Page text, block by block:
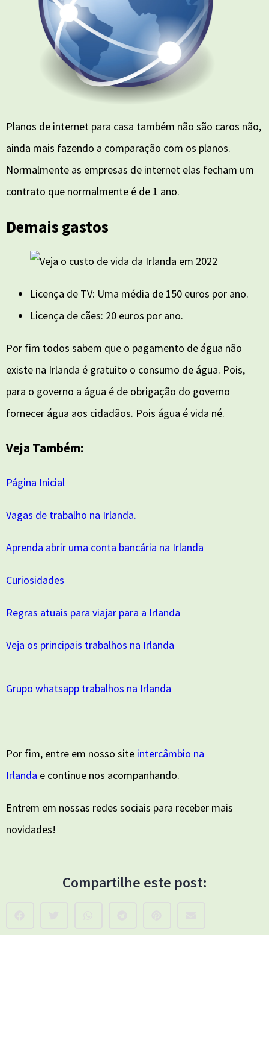
Planos de internet para casa também não são caros não,
ainda mais fazendo a comparação com os planos.
Normalmente as empresas de internet elas fecham um
contrato que normalmente é de 1 ano.
Demais gastos
Licença de TV: Uma média de 150 euros por ano.
Licença de cães: 20 euros por ano.
Por fim todos sabem que o pagamento de água não
existe na Irlanda é gratuito o consumo de água. Pois,
para o governo a água é de obrigação do governo
fornecer água aos cidadãos. Pois água é vida né.
Veja Também:
Página Inicial
Vagas de trabalho na Irlanda.
Aprenda abrir uma conta bancária na Irlanda
Curiosidades
Regras atuais para viajar para a Irlanda
Veja os principais trabalhos na Irlanda
Grupo whatsapp trabalhos na Irlanda
Por fim, entre em nosso site intercâmbio na
Irlanda e continue nos acompanhando.
Entrem em nossas redes sociais para receber mais
novidades!
Compartilhe este post: